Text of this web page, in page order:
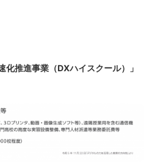
化推進事業（DXハイスクール）」